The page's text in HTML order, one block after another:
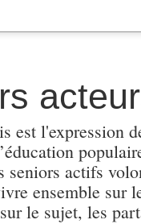
est l'expression
seniors actifs
ensemble sur
le sujet, les